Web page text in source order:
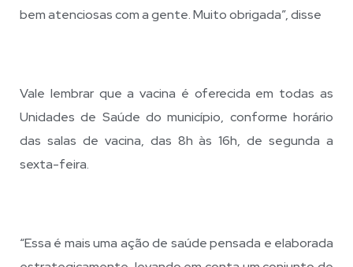
bem atenciosas com a gente. Muito obrigada”, disse
Vale lembrar que a vacina é oferecida em todas as
Unidades de Saúde do município, conforme horário
das salas de vacina, das 8h às 16h, de segunda a
sexta-feira.
“Essa é mais uma ação de saúde pensada e elaborada